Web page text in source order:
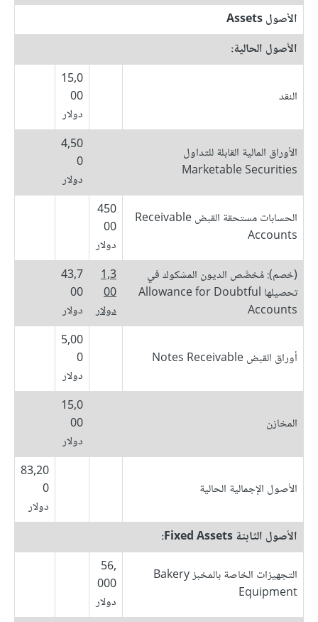
الأصول Assets
الأصول الحالية:
النقد
15,0
00
دولار
الأوراق المالية القابلة للتداول
Marketable Securities
4,50
0
دولار
الحسابات مستحقة القبض Receivable
Accounts
450
00
دولار
(خصم): مُخصَّص الديون المشكوك في
تحصيلها Allowance for Doubtful
Accounts
1,3
00
دولار
43,7
00
دولار
أوراق القبض Notes Receivable
5,00
0
دولار
المخازن
15,0
00
دولار
الأصول الإجمالية الحالية
83,20
0
دولار
الأصول الثابتة Fixed Assets:
التجهيزات الخاصة بالمخبز Bakery
Equipment
56,
000
دولار